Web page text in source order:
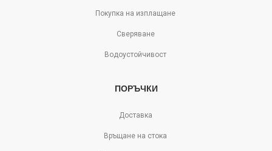
Покупка на изплащане
Сверяване
Водоустойчивост
ПОРЪЧКИ
Доставка
Връщане на стока